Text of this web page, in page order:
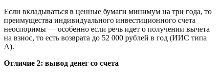
Если вкладываться в ценные бумаги минимум на три года, то
преимущества индивидуального инвестиционного счета
неоспоримы — особенно если речь идет о получении вычета
на взнос, то есть возврата до 52 000 рублей в год (ИИС типа
А).
Отличие 2: вывод денег со счета